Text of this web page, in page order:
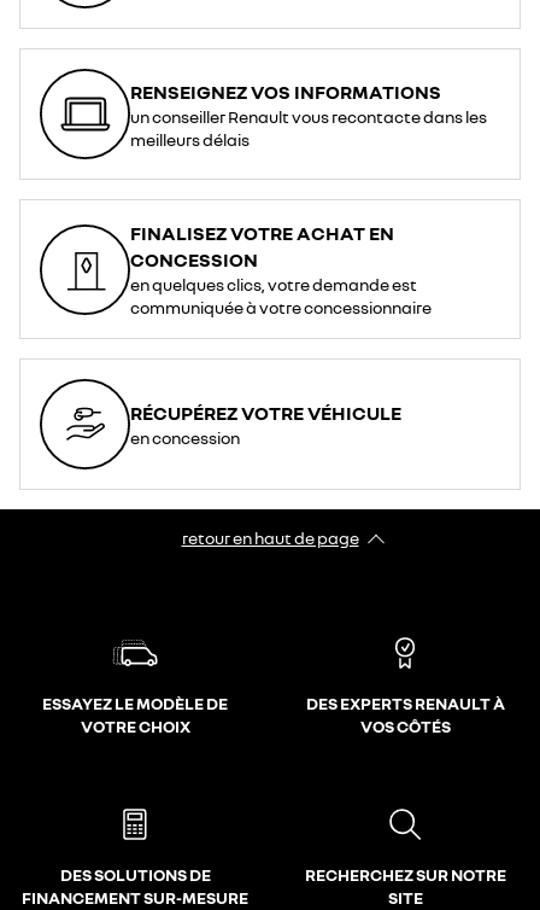
RENSEIGNEZ VOS INFORMATIONS
un conseiller Renault vous recontacte dans les
meilleurs délais
FINALISEZ VOTRE ACHAT EN
CONCESSION
en quelques clics, votre demande est
communiquée à votre concessionnaire
RÉCUPÉREZ VOTRE VÉHICULE
en concession
retour en haut de page​
ESSAYEZ LE MODÈLE DE
VOTRE CHOIX
DES EXPERTS RENAULT À
VOS CÔTÉS
DES SOLUTIONS DE
FINANCEMENT SUR-MESURE
RECHERCHEZ SUR NOTRE
SITE